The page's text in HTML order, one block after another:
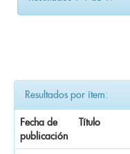
Resultados por ítem:
Fecha de
publicación
Título